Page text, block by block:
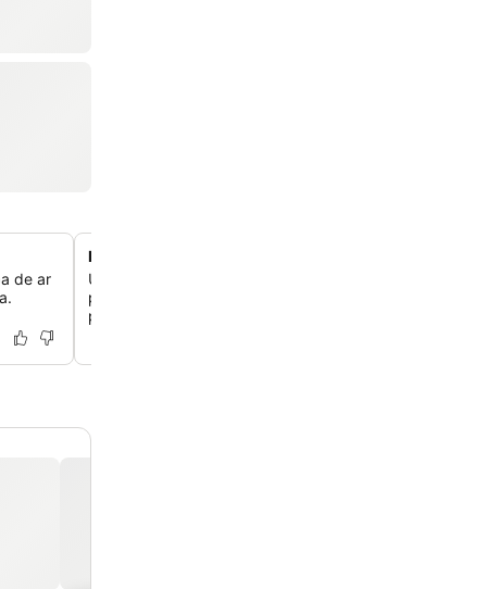
de ar
Estacionamento privativo seguro
Utilize o estacionamento privativo com vigilância por
proporcionando tranquilidade para hóspedes que
próprios veículos.